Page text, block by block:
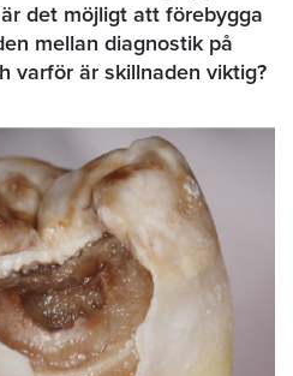
det möjligt att förebygga
mellan diagnostik på
varför är skillnaden viktig?